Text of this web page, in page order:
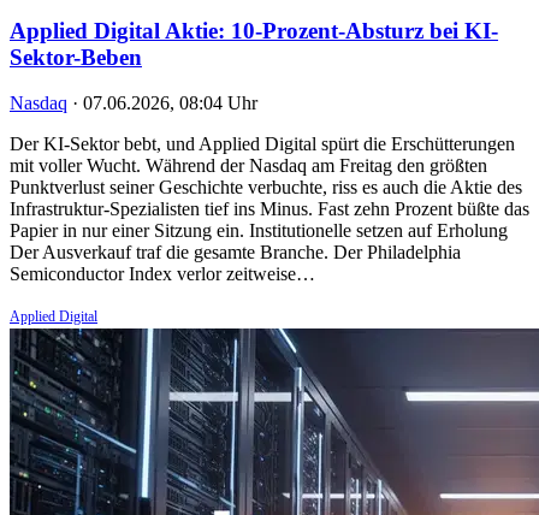
Applied Digital Aktie: 10-Prozent-Absturz bei KI-
Sektor-Beben
Nasdaq · 07.06.2026, 08:04 Uhr
Der KI-Sektor bebt, und Applied Digital spürt die Erschütterungen
mit voller Wucht. Während der Nasdaq am Freitag den größten
Punktverlust seiner Geschichte verbuchte, riss es auch die Aktie des
Infrastruktur-Spezialisten tief ins Minus. Fast zehn Prozent büßte das
Papier in nur einer Sitzung ein. Institutionelle setzen auf Erholung
Der Ausverkauf traf die gesamte Branche. Der Philadelphia
Semiconductor Index verlor zeitweise…
Applied Digital